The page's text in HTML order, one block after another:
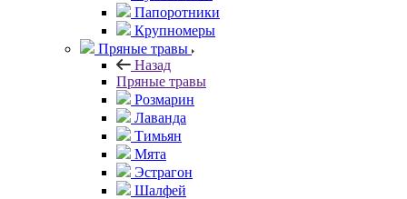
Папоротники
Крупномеры
Пряные травы
Назад
Пряные травы
Розмарин
Лаванда
Тимьян
Мята
Эстрагон
Шалфей